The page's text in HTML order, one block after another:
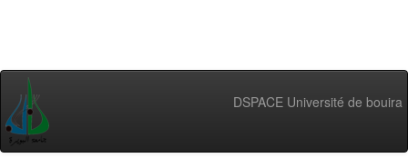
DSPACE Université de bouira